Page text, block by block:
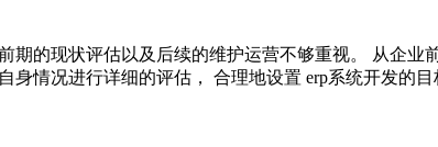
期的现状评估以及后续的维护运营不够重视。 从企
情况进行详细的评估， 合理地设置 erp系统开发的